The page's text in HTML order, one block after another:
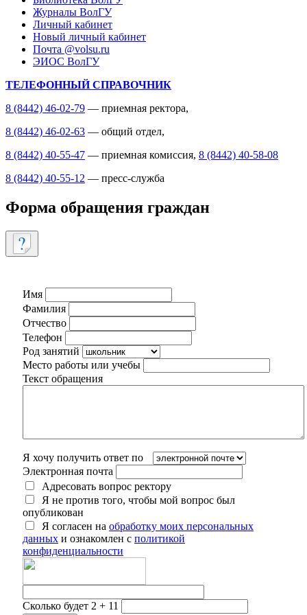
Журналы ВолГУ
Личный кабинет
Новый личный кабинет
Почта @volsu.ru
ЭИОС ВолГУ
ТЕЛЕФОННЫЙ СПРАВОЧНИК
8 (8442) 46-02-79 — приемная ректора,
8 (8442) 46-02-63 — общий отдел,
8 (8442) 40-55-47 — приемная комиссия, 8 (8442) 40-58-08
8 (8442) 40-55-12 — пресс-служба
Форма обращения граждан
Имя
Фамилия
Отчество
Телефон
Род занятий
Место работы или учебы
Текст обращения
Я хочу получить ответ по
Электронная почта
Адресовать вопрос ректору
Я не против того, чтобы мой вопрос был
опубликован
Я согласен на обработку моих персональных
данных и ознакомлен с политикой
конфиденциальности
Сколько будет 2 + 11